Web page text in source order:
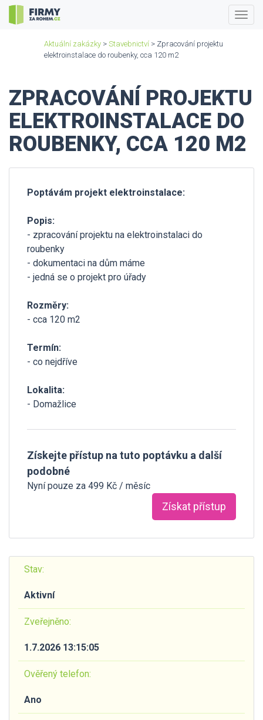
Aktuální zakázky > Stavebnictví > Zpracování projektu
elektroinstalace do roubenky, cca 120 m2
ZPRACOVÁNÍ PROJEKTU
ELEKTROINSTALACE DO
ROUBENKY, CCA 120 M2
Poptávám projekt elektroinstalace:
Popis:
- zpracování projektu na elektroinstalaci do
roubenky
- dokumentaci na dům máme
- jedná se o projekt pro úřady
Rozměry:
- cca 120 m2
Termín:
- co nejdříve
Lokalita:
- Domažlice
Získejte přístup na tuto poptávku a další
podobné
Nyní pouze za 499 Kč / měsíc
Získat přístup
Stav:
Aktivní
Zveřejněno:
1.7.2026 13:15:05
Ověřený telefon:
Ano